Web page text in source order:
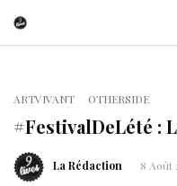
ARTVIVANT OTHERSIDE
#FestivalDeLété :
La Rédaction 8 Août